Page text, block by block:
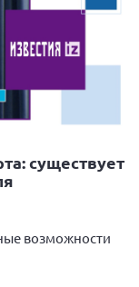
существует
возможности